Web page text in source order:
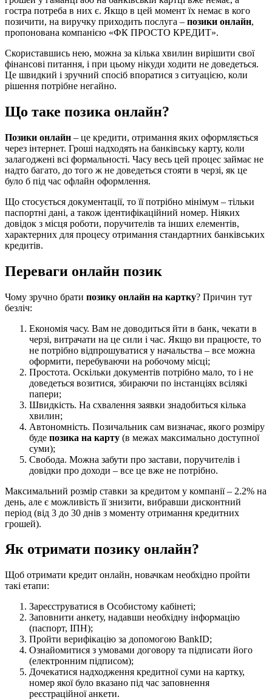
гостра потреба в них є. Якщо в цей момент їх немає в кого
позичити, на виручку приходить послуга – позики онлайн,
пропонована компанією «ФК ПРОСТО КРЕДИТ».
Скориставшись нею, можна за кілька хвилин вирішити свої
фінансові питання, і при цьому нікуди ходити не доведеться.
Це швидкий і зручний спосіб впоратися з ситуацією, коли
рішення потрібне негайно.
Що таке позика онлайн?
Позики онлайн – це кредити, отримання яких оформляється
через інтернет. Гроші надходять на банківську карту, коли
залагоджені всі формальності. Часу весь цей процес займає не
надто багато, до того ж не доведеться стояти в черзі, як це
було б під час офлайн оформлення.
Що стосується документації, то її потрібно мінімум – тільки
паспортні дані, а також ідентифікаційний номер. Ніяких
довідок з місця роботи, поручителів та інших елементів,
характерних для процесу отримання стандартних банківських
кредитів.
Переваги онлайн позик
Чому зручно брати позику онлайн на картку? Причин тут
безліч:
Економія часу. Вам не доводиться йти в банк, чекати в
черзі, витрачати на це сили і час. Якщо ви працюєте, то
не потрібно відпрошуватися у начальства – все можна
оформити, перебуваючи на робочому місці;
Простота. Оскільки документів потрібно мало, то і не
доведеться возитися, збираючи по інстанціях всілякі
папери;
Швидкість. На схвалення заявки знадобиться кілька
хвилин;
Автономність. Позичальник сам визначає, якого розміру
буде позика на карту (в межах максимально доступної
суми);
Свобода. Можна забути про застави, поручителів і
довідки про доходи – все це вже не потрібно.
Максимальний розмір ставки за кредитом у компанії – 2.2% на
день, але є можливість її знизити, вибравши дисконтний
період (від 3 до 30 днів з моменту отримання кредитних
грошей).
Як отримати позику онлайн?
Щоб отримати кредит онлайн, новачкам необхідно пройти
такі етапи:
Зареєструватися в Особистому кабінеті;
Заповнити анкету, надавши необхідну інформацію
(паспорт, ІПН);
Пройти верифікацію за допомогою BankID;
Ознайомитися з умовами договору та підписати його
(електронним підписом);
Дочекатися надходження кредитної суми на картку,
номер якої було вказано під час заповнення
реєстраційної анкети.